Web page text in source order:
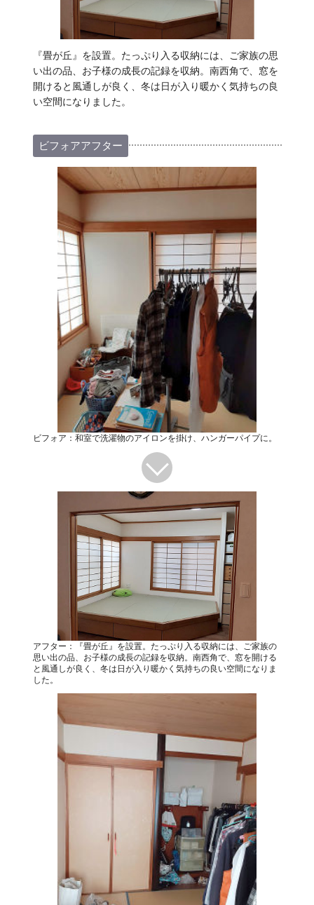
『畳が丘』を設置。たっぷり入る収納には、ご家族の思
い出の品、お子様の成長の記録を収納。南西角で、窓を
開けると風通しが良く、冬は日が入り暖かく気持ちの良
い空間になりました。
ビフォアアフター
ビフォア：和室で洗濯物のアイロンを掛け、ハンガーパイプに。
アフター：『畳が丘』を設置。たっぷり入る収納には、ご家族の
思い出の品、お子様の成長の記録を収納。南西角で、窓を開ける
と風通しが良く、冬は日が入り暖かく気持ちの良い空間になりま
した。